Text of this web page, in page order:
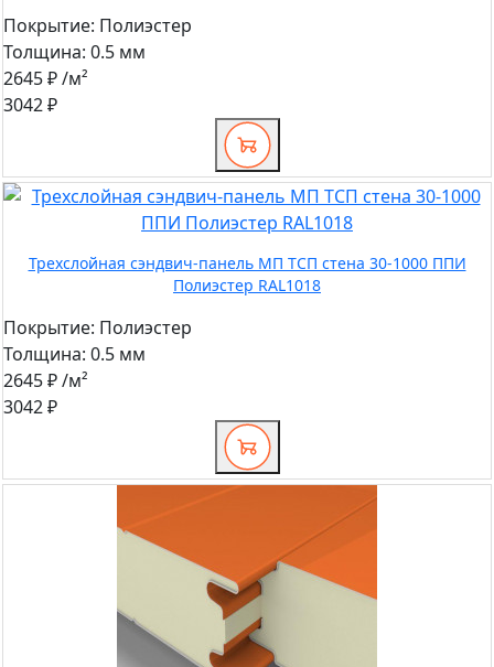
Покрытие: Полиэстер
Толщина: 0.5 мм
2645 ₽/м²
3042 ₽
Трехслойная сэндвич-панель МП ТСП стена 30-1000 ППИ
Полиэстер RAL1018
Покрытие: Полиэстер
Толщина: 0.5 мм
2645 ₽/м²
3042 ₽